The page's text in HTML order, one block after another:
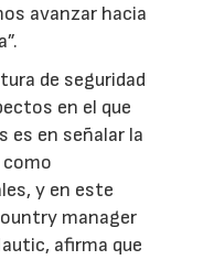
avanzar hacia
de seguridad
en el que
es en señalar la
y en este
manager
afirma que